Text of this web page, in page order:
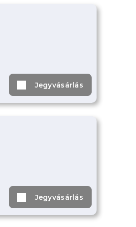
Jegyvásárlás
Jegyvásárlás